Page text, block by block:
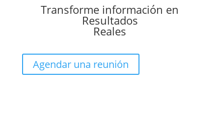
Transforme información en
Resultados
Reales
Agendar una reunión